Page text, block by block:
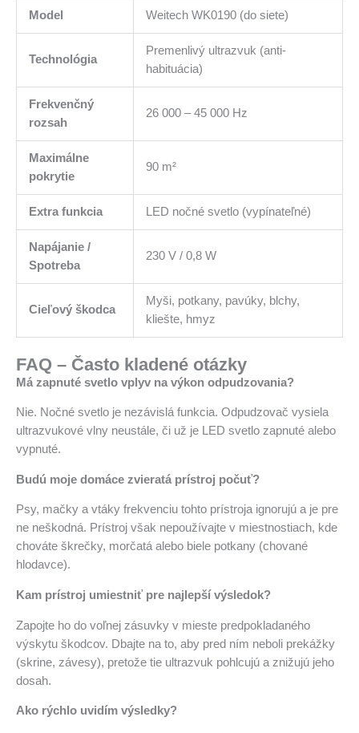
Model Weitech WK0190 (do siete)
Technológia
Premenlivý ultrazvuk (anti-
habituácia)
Frekvenčný
rozsah
26 000 – 45 000 Hz
Maximálne
pokrytie
90 m²
Extra funkcia LED nočné svetlo (vypínateľné)
Napájanie /
Spotreba
230 V / 0,8 W
Cieľový škodca
Myši, potkany, pavúky, blchy,
kliešte, hmyz
FAQ – Často kladené otázky
Má zapnuté svetlo vplyv na výkon odpudzovania?
Nie. Nočné svetlo je nezávislá funkcia. Odpudzovač vysiela
ultrazvukové vlny neustále, či už je LED svetlo zapnuté alebo
vypnuté.
Budú moje domáce zvieratá prístroj počuť?
Psy, mačky a vtáky frekvenciu tohto prístroja ignorujú a je pre
ne neškodná. Prístroj však nepoužívajte v miestnostiach, kde
chováte škrečky, morčatá alebo biele potkany (chované
hlodavce).
Kam prístroj umiestniť pre najlepší výsledok?
Zapojte ho do voľnej zásuvky v mieste predpokladaného
výskytu škodcov. Dbajte na to, aby pred ním neboli prekážky
(skrine, závesy), pretože tie ultrazvuk pohlcujú a znižujú jeho
dosah.
Ako rýchlo uvidím výsledky?